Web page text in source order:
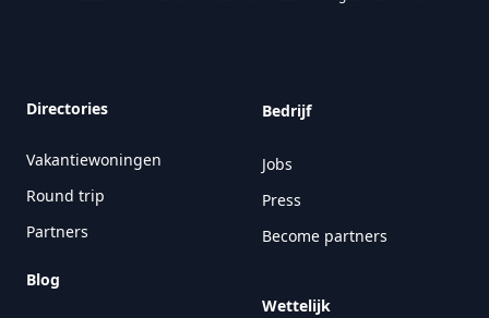
Directories
Vakantiewoningen
Round trip
Partners
Blog
Bedrijf
Jobs
Press
Become partners
Wettelijk